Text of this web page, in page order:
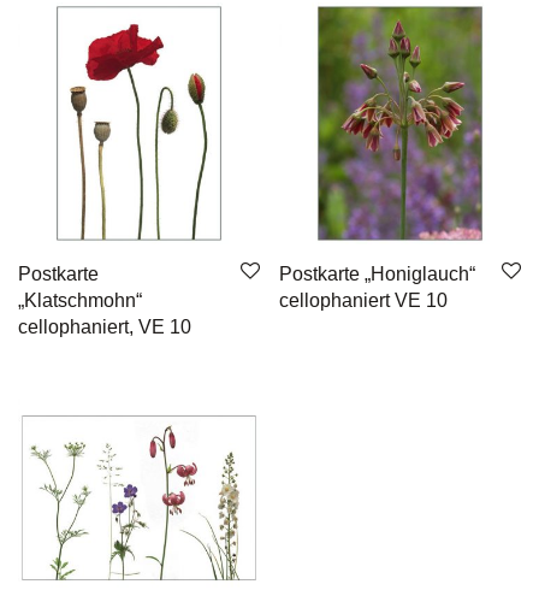
Postkarte
„Klatschmohn“
cellophaniert, VE 10
Postkarte „Honiglauch“
cellophaniert VE 10